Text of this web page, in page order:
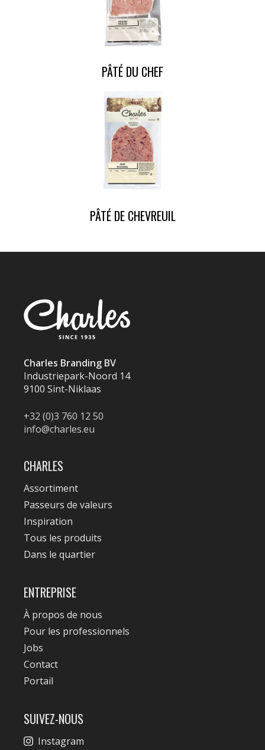
PÂTÉ DU CHEF
PÂTÉ DE CHEVREUIL
Charles Branding BV
Industriepark-Noord 14
9100 Sint-Niklaas
+32 (0)3 760 12 50
info@charles.eu
CHARLES
Assortiment
Passeurs de valeurs
Inspiration
Tous les produits
Dans le quartier
ENTREPRISE
À propos de nous
Pour les professionnels
Jobs
Contact
Portail
SUIVEZ-NOUS
Instagram